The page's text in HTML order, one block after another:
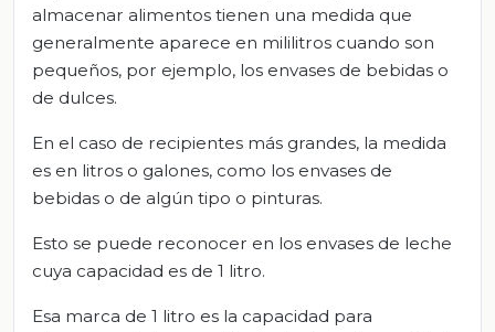
almacenar alimentos tienen una medida que
generalmente aparece en mililitros cuando son
pequeños, por ejemplo, los envases de bebidas o
de dulces.
En el caso de recipientes más grandes, la medida
es en litros o galones, como los envases de
bebidas o de algún tipo o pinturas.
Esto se puede reconocer en los envases de leche
cuya capacidad es de 1 litro.
Esa marca de 1 litro es la capacidad para